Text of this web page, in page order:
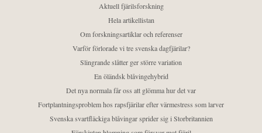
Aktuell fjärilsforskning
Hela artikellistan
Om forskningsartiklar och referenser
Varför förlorade vi tre svenska dagfjärilar?
Slingrande slåtter ger större variation
En öländsk blåvingehybrid
Det nya normala får oss att glömma hur det var
Fortplantningsproblem hos rapsfjärilar efter värmestress som larver
Svenska svartfläckiga blåvingar sprider sig i Storbritannien